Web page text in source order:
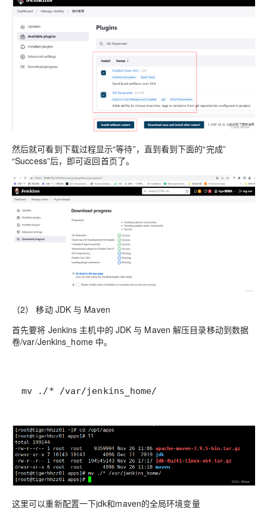
然后就可看到下载过程显示“等待”，直到看到下面的“完成”
“Success”后，即可返回首页了。
（2） 移动 JDK 与 Maven
首先要将 Jenkins 主机中的 JDK 与 Maven 解压目录移动到数据
卷/var/Jenkins_home 中。
mv ./* /var/jenkins_home/
这里可以重新配置一下jdk和maven的全局环境变量